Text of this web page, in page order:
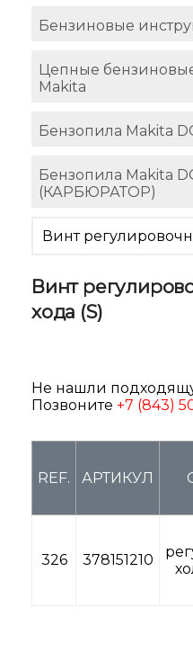
Бензиновые
Цепные
Makita
Бензопила Makita
Бензопила Makita
(КАРБЮРАТОР)
Винт
Винт
хода (S)
Не нашли
Позвоните +7 (843)
REF. АРТИКУЛ
326 378151210